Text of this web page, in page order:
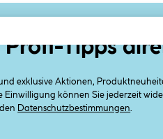
Tipps
exklusive Aktionen,
Einwilligung können Sie jederzeit
Datenschutzbestimmungen